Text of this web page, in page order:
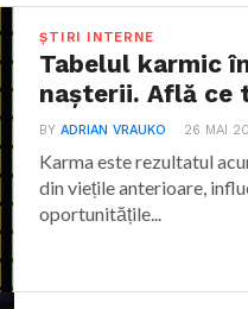
ȘTIRI INTERNE
Tabelul karmic
nașterii. Află ce
BYADRIAN VRAUKO 26 MAI
Karma este rezultatul
din viețile anterioare,
oportunitățile...